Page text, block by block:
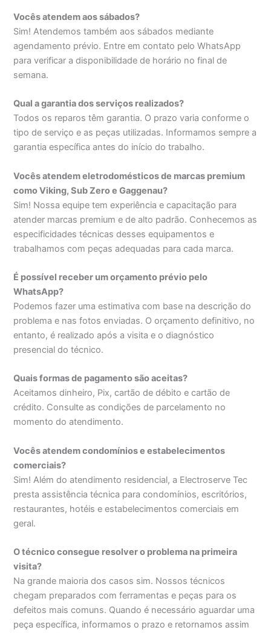
Vocês atendem aos sábados?
Sim! Atendemos também aos sábados mediante
agendamento prévio. Entre em contato pelo WhatsApp
para verificar a disponibilidade de horário no final de
semana.
Qual a garantia dos serviços realizados?
Todos os reparos têm garantia. O prazo varia conforme o
tipo de serviço e as peças utilizadas. Informamos sempre a
garantia específica antes do início do trabalho.
Vocês atendem eletrodomésticos de marcas premium
como Viking, Sub Zero e Gaggenau?
Sim! Nossa equipe tem experiência e capacitação para
atender marcas premium e de alto padrão. Conhecemos as
especificidades técnicas desses equipamentos e
trabalhamos com peças adequadas para cada marca.
É possível receber um orçamento prévio pelo
WhatsApp?
Podemos fazer uma estimativa com base na descrição do
problema e nas fotos enviadas. O orçamento definitivo, no
entanto, é realizado após a visita e o diagnóstico
presencial do técnico.
Quais formas de pagamento são aceitas?
Aceitamos dinheiro, Pix, cartão de débito e cartão de
crédito. Consulte as condições de parcelamento no
momento do atendimento.
Vocês atendem condomínios e estabelecimentos
comerciais?
Sim! Além do atendimento residencial, a Electroserve Tec
presta assistência técnica para condomínios, escritórios,
restaurantes, hotéis e estabelecimentos comerciais em
geral.
O técnico consegue resolver o problema na primeira
visita?
Na grande maioria dos casos sim. Nossos técnicos
chegam preparados com ferramentas e peças para os
defeitos mais comuns. Quando é necessário aguardar uma
peça específica, informamos o prazo e retornamos assim